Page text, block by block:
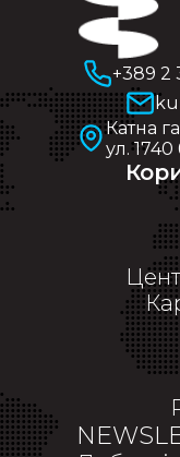
+389 2
Катна
ул. 1740